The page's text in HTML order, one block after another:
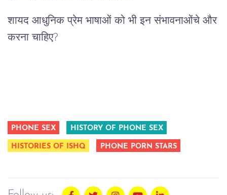
शायद आधुनिक प्रेम भाषाओं को भी इन संभावनाओंचे और
करना चाहिए?
PHONE SEX HISTORY OF PHONE SEX
HISTORIES OF ISHQ PHONE PORN STARS